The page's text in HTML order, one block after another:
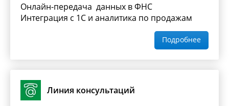
Онлайн-передача данных в ФНС
Интеграция с 1С и аналитика по продажам
Подробнее
Линия консультаций